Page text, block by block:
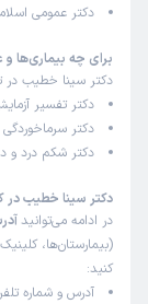
دکتر عمومی
برای چه بیماری‌ها
دکتر سینا خطیب در
دکتر تفسیر
دکتر
دکتر شکم درد و
دکتر سینا خطیب در
در ادامه می‌توانید
(بیمارستان‌ها،
کنید:
آدرس و شماره